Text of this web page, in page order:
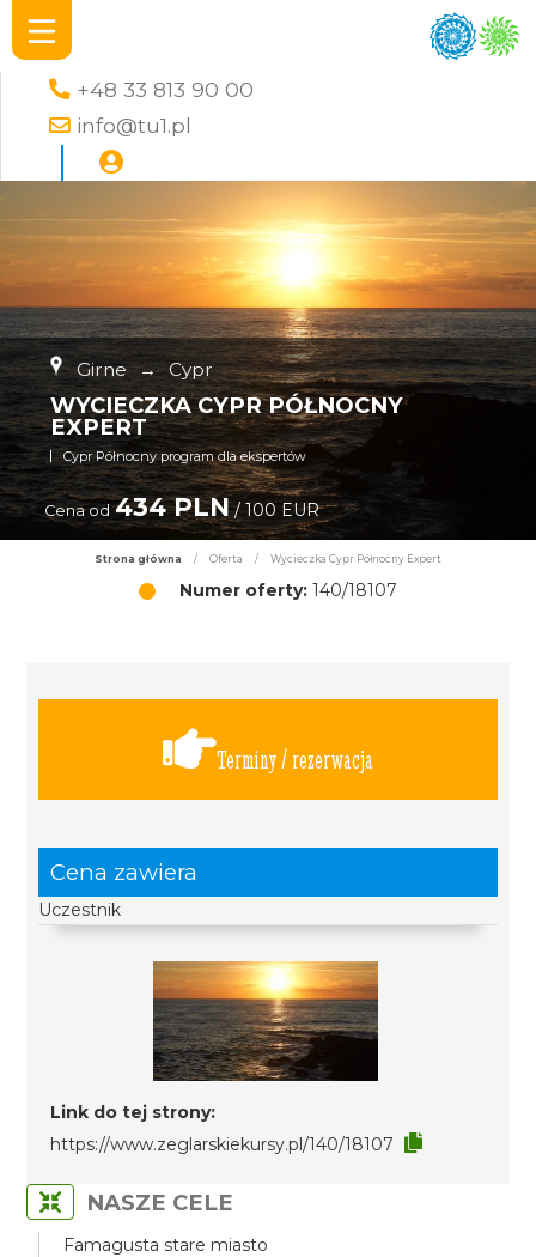
+48 33 813 90 00
info@tu1.pl
Girne → Cypr
WYCIECZKA CYPR PÓŁNOCNY
EXPERT
Cypr Północny program dla ekspertów
Cena od 434 PLN/ 100 EUR
Strona główna / Oferta / Wycieczka Cypr Północny Expert
Numer oferty: 140/18107
Terminy / rezerwacja
Cena zawiera
Uczestnik
Link do tej strony:
https://www.zeglarskiekursy.pl/140/18107
NASZE CELE
Famagusta stare miasto